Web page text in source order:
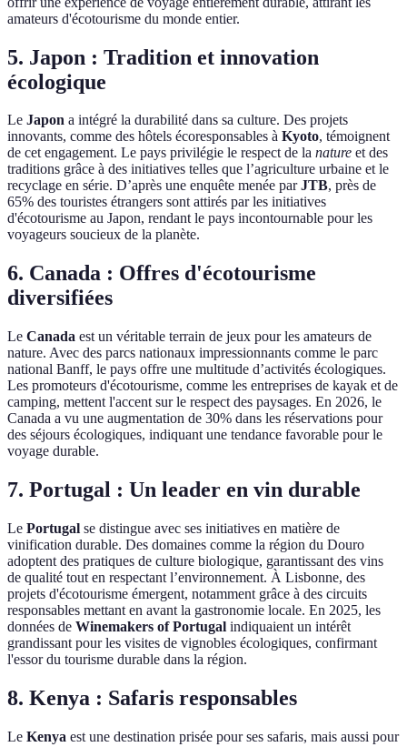
amateurs d'écotourisme du monde entier.
5. Japon : Tradition et innovation
écologique
Le Japon a intégré la durabilité dans sa culture. Des projets
innovants, comme des hôtels écoresponsables à Kyoto, témoignent
de cet engagement. Le pays privilégie le respect de la nature et des
traditions grâce à des initiatives telles que l’agriculture urbaine et le
recyclage en série. D’après une enquête menée parJTB, près de
65% des touristes étrangers sont attirés par les initiatives
d'écotourisme au Japon, rendant le pays incontournable pour les
voyageurs soucieux de la planète.
6. Canada : Offres d'écotourisme
diversifiées
Le Canada est un véritable terrain de jeux pour les amateurs de
nature. Avec des parcs nationaux impressionnants comme le parc
national Banff, le pays offre une multitude d’activités écologiques.
Les promoteurs d'écotourisme, comme les entreprises de kayak et de
camping, mettent l'accent sur le respect des paysages. En 2026, le
Canada a vu une augmentation de 30% dans les réservations pour
des séjours écologiques, indiquant une tendance favorable pour le
voyage durable.
7. Portugal : Un leader en vin durable
Le Portugal se distingue avec ses initiatives en matière de
vinification durable. Des domaines comme la région du Douro
adoptent des pratiques de culture biologique, garantissant des vins
de qualité tout en respectant l’environnement. À Lisbonne, des
projets d'écotourisme émergent, notamment grâce à des circuits
responsables mettant en avant la gastronomie locale. En 2025, les
données de Winemakers of Portugal indiquaient un intérêt
grandissant pour les visites de vignobles écologiques, confirmant
l'essor du tourisme durable dans la région.
8. Kenya : Safaris responsables
Le Kenya est une destination prisée pour ses safaris, mais aussi pour